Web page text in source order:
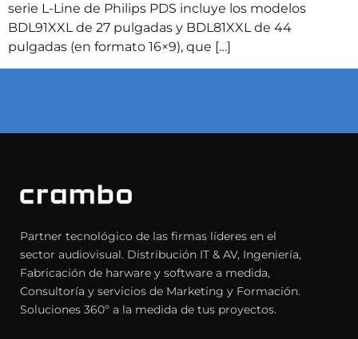
serie L-Line de Philips PDS incluye los modelos
BDL91XXL de 27 pulgadas y BDL81XXL de 44
pulgadas (en formato 16×9), que […]
Partner tecnológico de las firmas líderes en el
sector audiovisual. Distribución IT & AV, Ingeniería,
Fabricación de harware y software a medida,
Consultoría y servicios de Marketing y Formación.
Soluciones 360º a la medida de tus proyectos.